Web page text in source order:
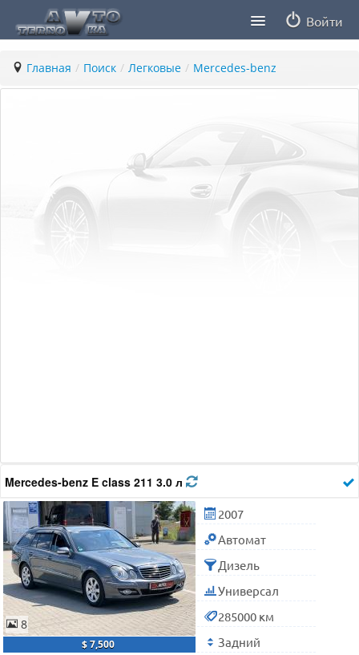
Войти
Статьи
Главная / Поиск / Легковые / Mercedes-benz
Mercedes-benz E class 211 3.0 л
8
$ 7,500
2007
Автомат
Дизель
Универсал
285000 км
Задний